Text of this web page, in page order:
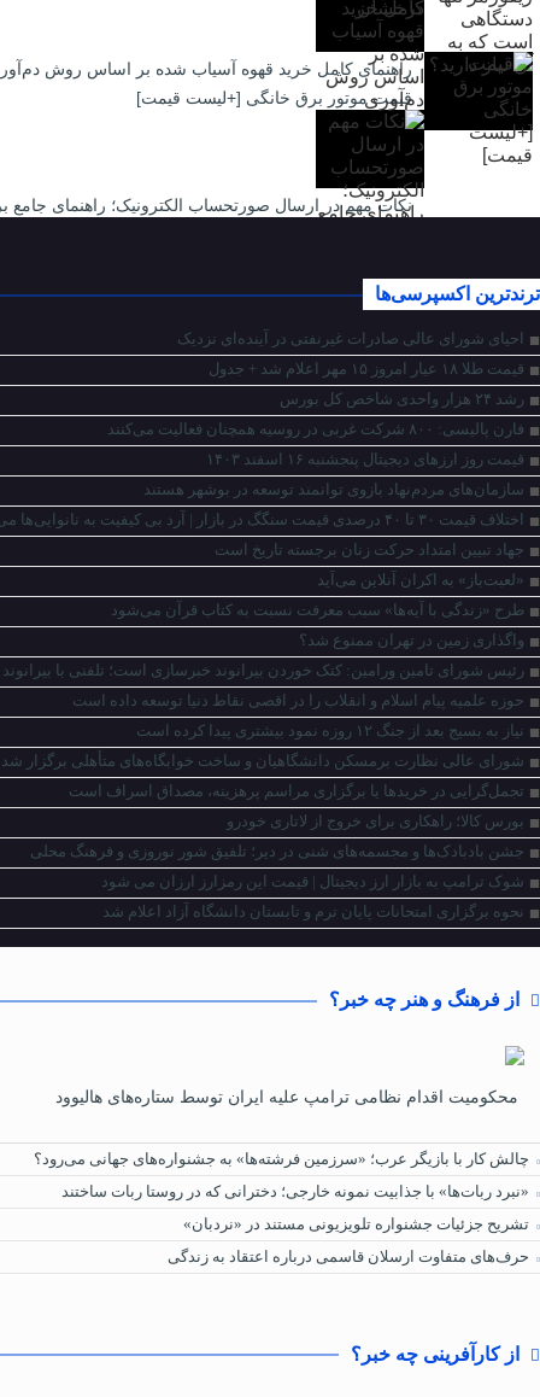
راهنمای کامل خرید قهوه آسیاب شده بر اساس روش
قیمت موتور برق خانگی [+لیست قیمت]
نکات مهم در ارسال صورتحساب الکترونیک؛ راهنمای جامع
ترندترین اکسپرسی‌ها
احیای شورای عالی صادرات غیرنفتی در آینده‌ای نزدیک
قیمت طلا ۱۸ عیار امروز ۱۵ مهر اعلام شد + جدول
رشد ۲۴ هزار واحدی شاخص کل بورس
فارن پالیسی: ۸۰۰ شرکت غربی در روسیه همچنان فعالیت می‌کنند
قیمت روز ارزهای دیجیتال پنجشنبه ۱۶ اسفند ۱۴۰۳
سازمان‌های مردم‌نهاد بازوی توانمند توسعه در بوشهر هستند
اختلاف قیمت ۳۰ تا ۴۰ درصدی قیمت سنگگ در بازار | آرد بی کیفیت به نانوایی‌ها می‌رسد
جهاد تبیین امتداد حرکت زنان برجسته تاریخ است
«لعبت‌باز» به اکران آنلاین می‌آید
طرح «زندگی با آیه‌ها» سبب معرفت نسبت به کتاب قرآن می‌شود
واگذاری زمین در تهران ممنوع شد؟
رئیس شورای تامین ورامین: کتک خوردن بیرانوند خبرسازی است؛ تلفنی با
حوزه علمیه پیام اسلام و انقلاب را در اقصی نقاط دنیا توسعه داده است
نیاز به بسیج بعد از جنگ ۱۲ روزه نمود بیشتری پیدا کرده است
شورای عالی نظارت برمسکن دانشگاهیان و ساخت خوابگاه‌های متأهلی برگزار شد
تجمل‌گرایی در خریدها یا برگزاری مراسم پرهزینه، مصداق اسراف است
بورس کالا؛ راهکاری برای خروج از لاتاری خودرو
جشن بادبادک‌ها و مجسمه‌های شنی در دیر؛ تلفیق شور نوروزی و فرهنگ محلی
شوک ترامپ به بازار ارز دیجیتال | قیمت این رمزارز ارزان می شود
نحوه برگزاری امتحانات پایان ترم و تابستان دانشگاه آزاد اعلام شد
از فرهنگ و هنر چه خبر؟
محکومیت اقدام نظامی ترامپ علیه ایران توسط ستاره‌های هالیوود
چالش کار با بازیگر عرب؛ «سرزمین فرشته‌ها» به جشنواره‌های جهانی می‌رود؟
«نبرد ربات‌ها» با جذابیت نمونه خارجی؛ دخترانی که در روستا ربات ساختند
تشریح جزئیات جشنواره‌ تلویزیونی مستند در «نردبان»
حرف‌های متفاوت ارسلان قاسمی درباره اعتقاد به زندگی
از کارآفرینی چه خبر؟